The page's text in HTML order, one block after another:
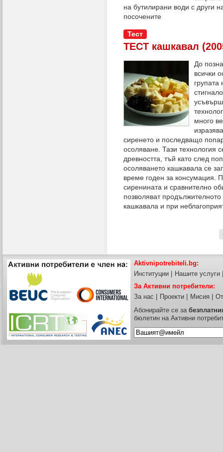
на бутилирани води с други
посочените
Тест
ТЕСТ кашкавал
До
всички
групата
много
сиренето и последващо
осоляване. Тази технология
древността, тъй като след
осоляването кашкавала се
време годен за консумация.
сиренината и сравнително
позволяват
кашкавала и при
Aktivnipotrebiteli.bg:
Институции
Нашите услуги
За Активни потребители:
За нас
Проекти Мисия
Абонирайте се за
бюлетин на Активни